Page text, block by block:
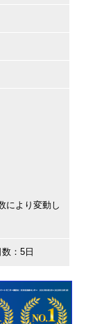
により変動し
：5日